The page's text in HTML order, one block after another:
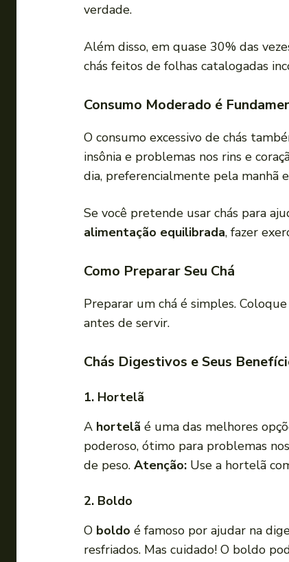
verdade.
Além disso, em quase 30% das
chás feitos de folhas catalogadas
Consumo Moderado é
O consumo excessivo de chás
insônia e problemas nos rins e
dia, preferencialmente pela manhã
Se você pretende usar chás para
alimentação equilibrada, fazer
Como Preparar Seu Chá
Preparar um chá é simples.
antes de servir.
Chás Digestivos e Seus
1. Hortelã
A hortelã é uma das melhores
poderoso, ótimo para problemas
de peso. Atenção: Use a hortelã
2. Boldo
O boldo é famoso por ajudar na
resfriados. Mas cuidado! O boldo